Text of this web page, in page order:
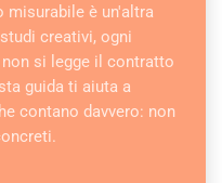
misurabile è un'altra
creativi, ogni
si legge il contratto
guida ti aiuta a
contano davvero: non